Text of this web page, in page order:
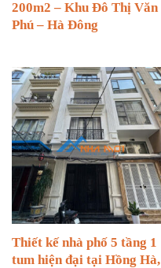
200m2 – Khu Đô Thị Văn
Phú – Hà Đông
Thiết kế nhà phố 5 tầng 1
tum hiện đại tại Hồng Hà,